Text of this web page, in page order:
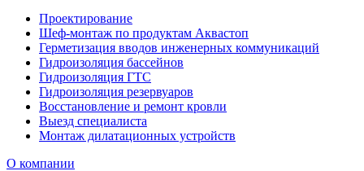
Проектирование
Шеф-монтаж по продуктам Аквастоп
Герметизация вводов инженерных коммуникаций
Гидроизоляция бассейнов
Гидроизоляция ГТС
Гидроизоляция резервуаров
Восстановление и ремонт кровли
Выезд специалиста
Монтаж дилатационных устройств
О компании